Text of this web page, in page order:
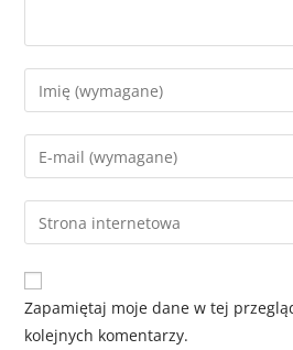
Zapamiętaj moje dane w tej
kolejnych komentarzy.